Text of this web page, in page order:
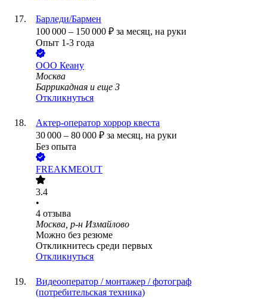
Барледи/Бармен
100 000 – 150 000 ₽ за месяц, на руки
Опыт 1-3 года
ООО Кеану
Москва
Баррикадная и еще 3
Откликнуться
Актер-оператор хоррор квеста
30 000 – 80 000 ₽ за месяц, на руки
Без опыта
FREAKMEOUT
3.4
•
4 отзыва
Москва, р-н Измайлово
Можно без резюме
Откликнитесь среди первых
Откликнуться
Видеооператор / монтажер / фотограф
(потребительская техника)